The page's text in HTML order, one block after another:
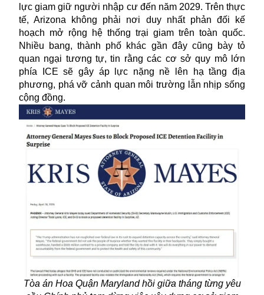
lực giam giữ người nhập cư đến năm 2029. Trên thực
tế, Arizona không phải nơi duy nhất phản đối kế
hoạch mở rộng hệ thống trại giam trên toàn quốc.
Nhiều bang, thành phố khác gần đây cũng bày tỏ
quan ngại tương tự, tin rằng các cơ sở quy mô lớn
phía
ICEsẽ gây áp lực nặng nề lên hạ tầng địa
phương, phá vỡ cảnh quan môi trường lẫn nhịp sống
cộng đồng.
Tòa án Hoa Quận Maryland hồi giữa tháng từng yêu